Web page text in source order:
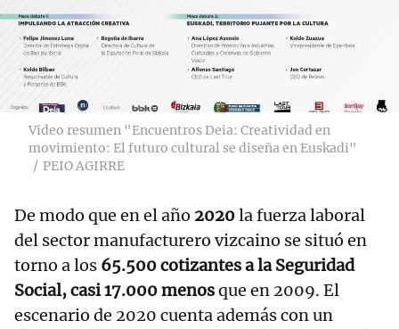
Video resumen "Encuentros Deia: Creatividad en
movimiento: El futuro cultural se diseña en Euskadi"
PEIO AGIRRE
De modo que en el año 2020la fuerza laboral
del sector manufacturero vizcaino se situó en
torno a los 65.500 cotizantes a la Seguridad
Social, casi 17.000 menosque en 2009. El
escenario de 2020 cuenta además con un